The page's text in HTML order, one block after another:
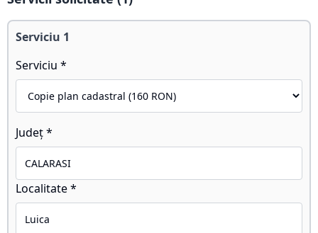
Serviciu 1
Serviciu *
Județ *
Localitate *